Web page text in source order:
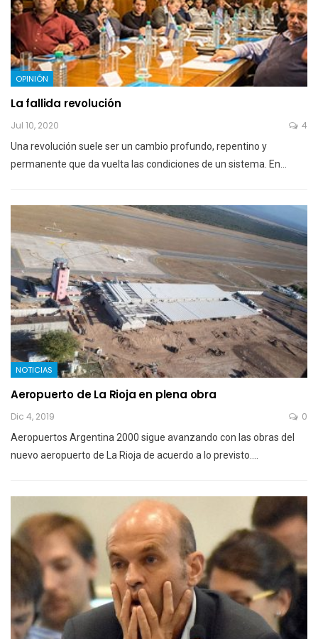
OPINIÓN
La fallida revolución
Jul 10, 2020 4
Una revolución suele ser un cambio profundo, repentino y
permanente que da vuelta las condiciones de un sistema. En…
NOTICIAS
Aeropuerto de La Rioja en plena obra
Dic 4, 2019 0
Aeropuertos Argentina 2000 sigue avanzando con las obras del
nuevo aeropuerto de La Rioja de acuerdo a lo previsto.…